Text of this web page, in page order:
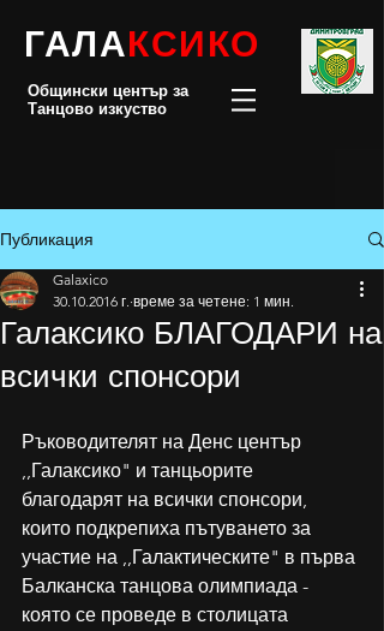
ГАЛАКСИКО
Общински център за
Танцово изкуство
Публикация
Галаксико БЛАГОДАРИ на
всички спонсори
Galaxico
30.10.2016 г. време за четене: 1 мин.
Ръководителят на Денс център
,,Галаксико" и танцьорите
благодарят на всички спонсори,
които подкрепиха пътуването за
участие на ,,Галактическите" в първа
Балканска танцова олимпиада -
която се проведе в столицата